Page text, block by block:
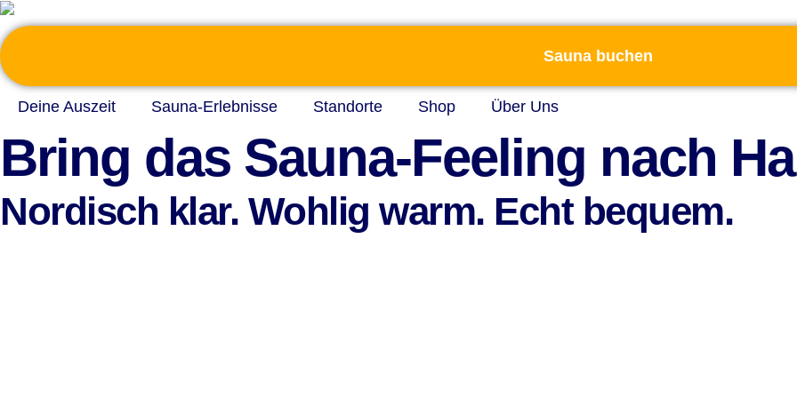
Sauna buchen
Deine Auszeit Sauna-Erlebnisse Standorte Shop Über Uns
Bring das Sauna-Feeling nach
Nordisch klar. Wohlig warm. Echt bequem.